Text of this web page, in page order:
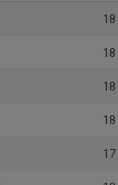
18
18
18
18
17